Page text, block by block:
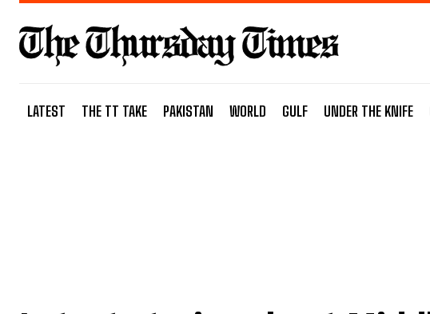
LATEST THE TT TAKE PAKISTAN WORLD GULF UNDER THE KNIFE